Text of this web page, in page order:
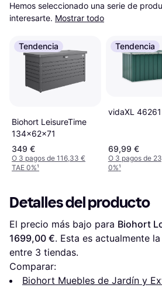
Hemos seleccionado una serie de
interesarte. Mostrar todo
Tendencia
Biohort LeisureTime
134x62x71
349 €
O 3 pagos de 116,33 €
TAE 0%¹
Tendencia
vidaXL 46261
69,99 €
O 3 pagos de
0%¹
Detalles del producto
El precio más bajo para Biohort
1699,00 €. Esta es actualmente
entre 3 tiendas.
Comparar:
Biohort Muebles de Jardín y